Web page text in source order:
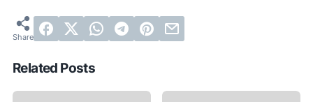
Related Posts